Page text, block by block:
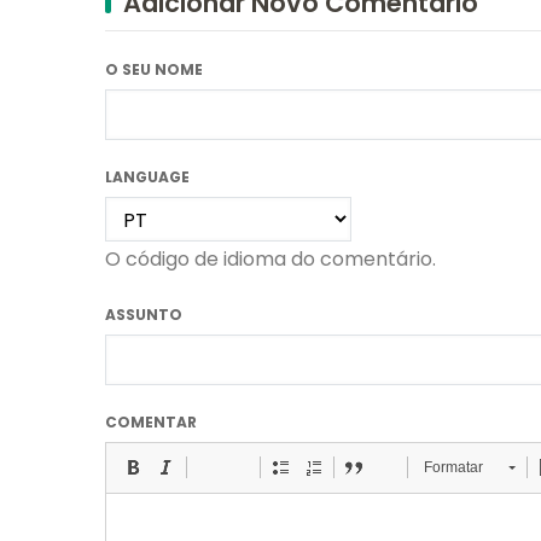
O SEU NOME
LANGUAGE
O código de idioma do comentário.
ASSUNTO
COMENTAR
Formatar